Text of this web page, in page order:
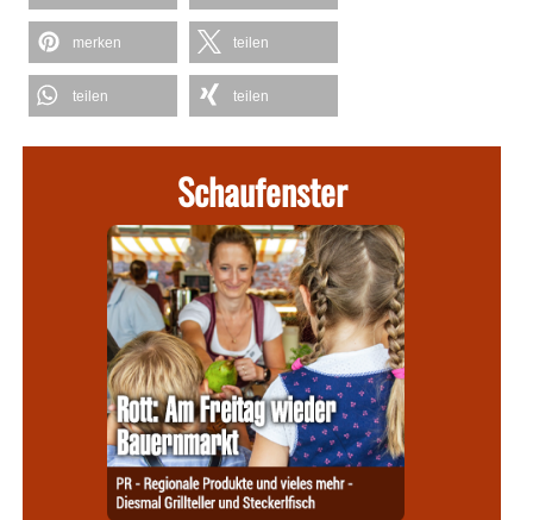
merken teilen
teilen teilen
Schaufenster